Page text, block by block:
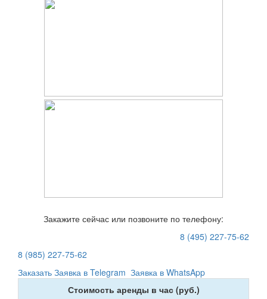
Закажите сейчас или позвоните по телефону:
8 (495) 227-75-62
8 (985) 227-75-62
Заказать Заявка в Telegram Заявка в WhatsApp
Стоимость аренды в час (руб.)